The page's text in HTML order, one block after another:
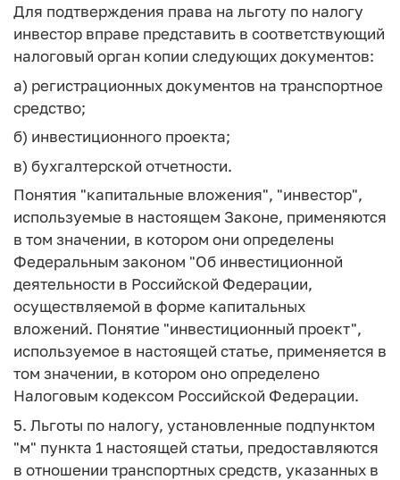
Для подтверждения права на льготу по налогу
инвестор вправе представить в соответствующий
налоговый орган копии следующих документов:
а) регистрационных документов на транспортное
средство;
б) инвестиционного проекта;
в) бухгалтерской отчетности.
Понятия "капитальные вложения", "инвестор",
используемые в настоящем Законе, применяются
в том значении, в котором они определены
Федеральным законом "Об инвестиционной
деятельности в Российской Федерации,
осуществляемой в форме капитальных
вложений. Понятие "инвестиционный проект",
используемое в настоящей статье, применяется в
том значении, в котором оно определено
Налоговым кодексом Российской Федерации.
5. Льготы по налогу, установленные подпунктом
"м" пункта 1 настоящей статьи, предоставляются
в отношении транспортных средств, указанных в